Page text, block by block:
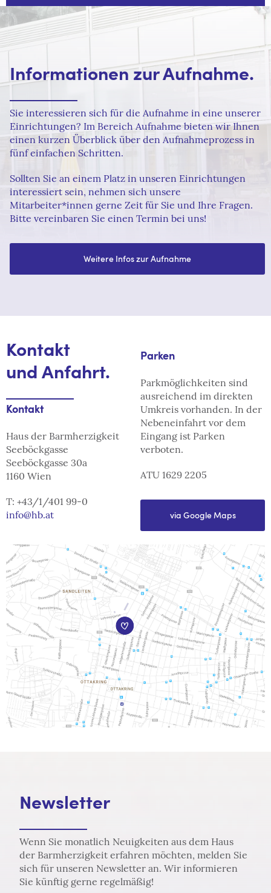
Informationen zur Aufnahme.
Sie interessieren sich für die Aufnahme in eine unserer
Einrichtungen? Im Bereich Aufnahme bieten wir Ihnen
einen kurzen Überblick über den Aufnahmeprozess in
fünf einfachen Schritten.
Sollten Sie an einem Platz in unseren Einrichtungen
interessiert sein, nehmen sich unsere
Mitarbeiter*innen gerne Zeit für Sie und Ihre Fragen.
Bitte vereinbaren Sie einen Termin bei uns!
Weitere Infos zur Aufnahme
Informationen zur Aufnahme.
Sie interessieren sich für die Aufnahme in eine unserer
Einrichtungen? Im Bereich Aufnahme bieten wir Ihnen
einen kurzen Überblick über den Aufnahmeprozess in
fünf einfachen Schritten.
Sollten Sie an einem Platz in unseren Einrichtungen
interessiert sein, nehmen sich unsere
Mitarbeiter*innen gerne Zeit für Sie und Ihre Fragen.
Bitte vereinbaren Sie einen Termin bei uns!
Weitere Infos zur Aufnahme
Informationen zur Aufnahme.
Sie interessieren sich für die Aufnahme in eine unserer
Einrichtungen? Im Bereich Aufnahme bieten wir Ihnen
einen kurzen Überblick über den Aufnahmeprozess in
fünf einfachen Schritten.
Sollten Sie an einem Platz in unseren Einrichtungen
interessiert sein, nehmen sich unsere
Mitarbeiter*innen gerne Zeit für Sie und Ihre Fragen.
Bitte vereinbaren Sie einen Termin bei uns!
Weitere Infos zur Aufnahme
Kontakt
und Anfahrt.
Kontakt
Haus der Barmherzigkeit
Seeböckgasse
Seeböckgasse 30a
1160 Wien
T: +43/1/401 99-0
info@hb.at
Parken
Parkmöglichkeiten sind
ausreichend im direkten
Umkreis vorhanden. In der
Nebeneinfahrt vor dem
Eingang ist Parken
verboten.
ATU 1629 2205
via Google Maps
Newsletter
Wenn Sie monatlich Neuigkeiten aus dem Haus
der Barmherzigkeit erfahren möchten, melden Sie
sich für unseren Newsletter an. Wir informieren
Sie künftig gerne regelmäßig!